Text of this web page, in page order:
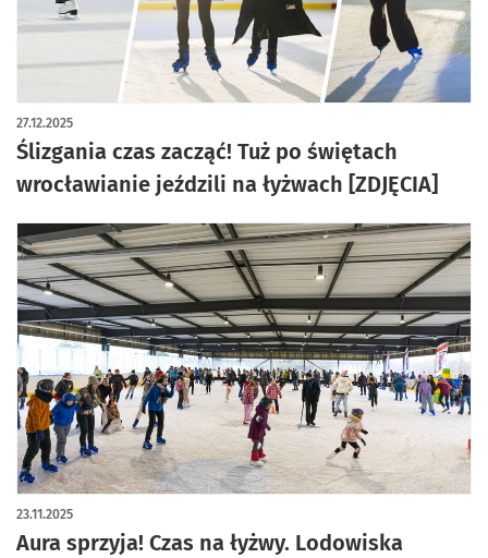
Ślizgania czas zacząć! Tuż po świętach
wrocławianie jeździli na łyżwach [ZDJĘCIA]
27.12.2025
artykuł z galerią zdjęć
Aura sprzyja! Czas na łyżwy. Lodowiska
23.11.2025